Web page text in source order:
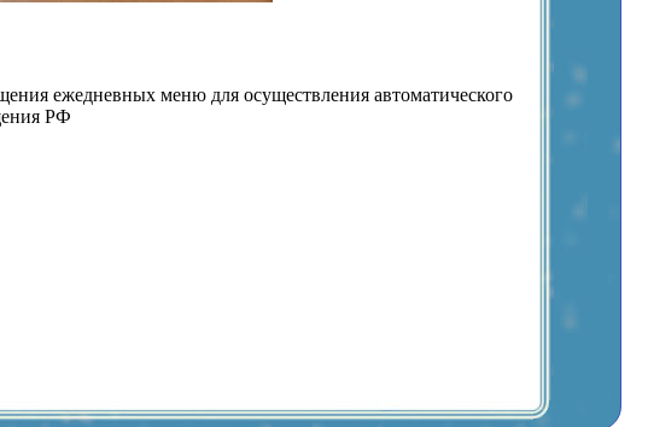
ежедневных меню для осуществления автоматического
РФ